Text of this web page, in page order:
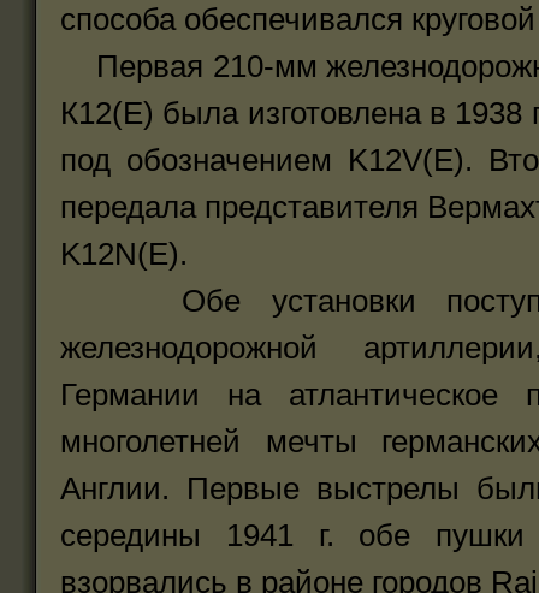
способа обеспечивался
Первая 210-мм
К12(Е) была изготовлена в 1938
под обозначением K12V(E).
передала представителя
K12N(E).
Обе установки
железнодорожной
Германии на
многолетней мечты
Англии. Первые выстрелы
середины 1941 г. обе пушки
взорвались в районе городов